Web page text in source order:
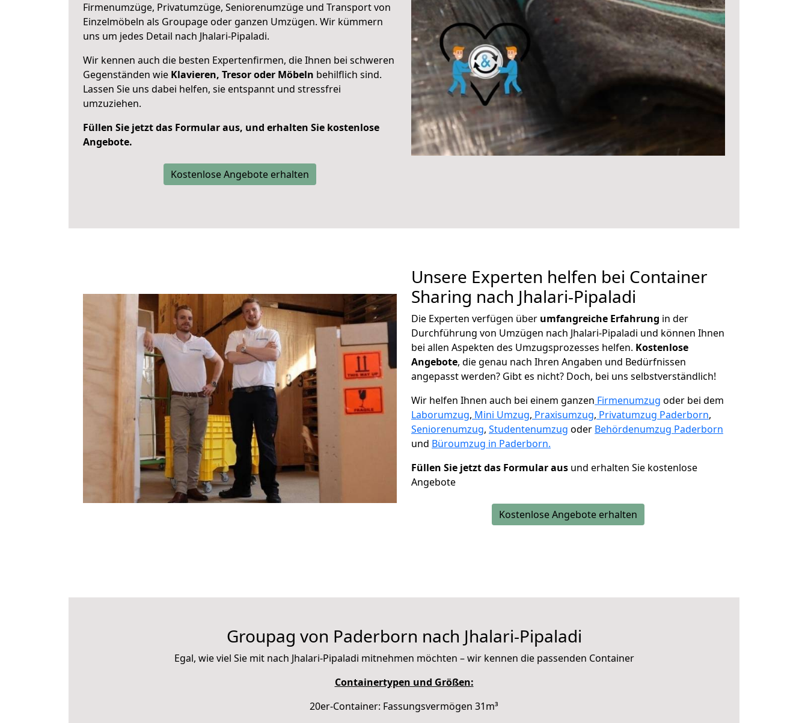
Firmenumzüge, Privatumzüge, Seniorenumzüge und Transport von
Einzelmöbeln als Groupage oder ganzen Umzügen. Wir kümmern
uns um jedes Detail nach Jhalari-Pipaladi.
Wir kennen auch die besten Expertenfirmen, die Ihnen bei schweren
Gegenständen wie Klavieren, Tresor oder Möbeln behilflich sind.
Lassen Sie uns dabei helfen, sie entspannt und stressfrei
umzuziehen.
Füllen Sie jetzt das Formular aus, und erhalten Sie kostenlose
Angebote.
Kostenlose Angebote erhalten
Unsere Experten helfen bei Container
Sharing nach Jhalari-Pipaladi
Die Experten verfügen über umfangreiche Erfahrung in der
Durchführung von Umzügen nach Jhalari-Pipaladi und können Ihnen
bei allen Aspekten des Umzugsprozesses helfen. Kostenlose
Angebote, die genau nach Ihren Angaben und Bedürfnissen
angepasst werden? Gibt es nicht? Doch, bei uns selbstverständlich!
Wir helfen Ihnen auch bei einem ganzen Firmenumzug oder bei dem
Laborumzug, Mini Umzug, Praxisumzug, Privatumzug Paderborn,
Seniorenumzug, Studentenumzug oder Behördenumzug Paderborn
und Büroumzug in Paderborn.
Füllen Sie jetzt das Formular aus und erhalten Sie kostenlose
Angebote
Kostenlose Angebote erhalten
Groupag von Paderborn nach Jhalari-Pipaladi
Egal, wie viel Sie mit nach Jhalari-Pipaladi mitnehmen möchten – wir kennen die passenden Container
Containertypen und Größen:
20er-Container: Fassungsvermögen 31m³